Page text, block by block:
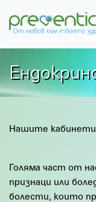
Нашите кабинети
Голяма част от
признаци или
болести, които